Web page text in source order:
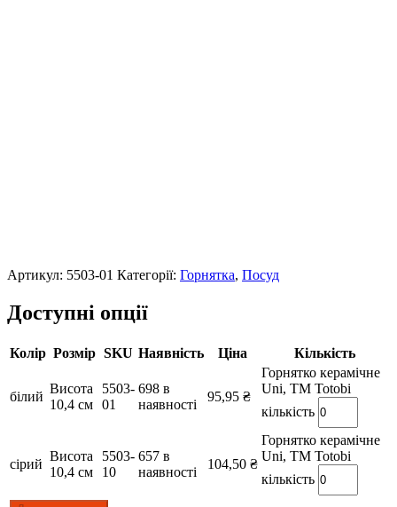
Артикул: 5503-01 Категорії: Горнятка, Посуд
Доступні опції
Колір Розмір SKU Наявність Ціна Кількість
білий
Висота
10,4 см
5503-
01
698 в
наявності
95,95 ₴
Горнятко керамічне
Uni, TM Totobi
кількість
сірий
Висота
10,4 см
5503-
10
657 в
наявності
104,50 ₴
Горнятко керамічне
Uni, TM Totobi
кількість